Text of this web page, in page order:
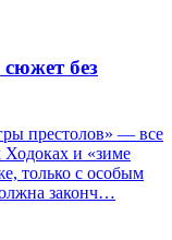
без
престолов» — все
Ходоках и «зиме
только с особым
законч…